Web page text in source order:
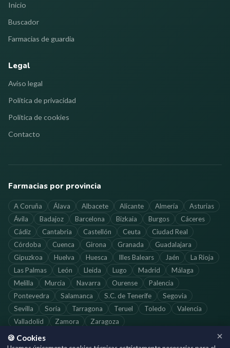
Inicio
Buscador
Farmacias de guardia
Legal
Aviso legal
Política de privacidad
Política de cookies
Contacto
Farmacias por provincia
A Coruña Álava Albacete Alicante Almería
Asturias
Ávila
Badajoz Barcelona Bizkaia Burgos
Cáceres
Cádiz
Cantabria Castellón Ceuta
Ciudad Real
Córdoba
Cuenca Girona Granada
Guadalajara
Gipuzkoa
Huelva Huesca Illes Balears Jaén
La Rioja
Las Palmas
León Lleida Lugo Madrid
Málaga
Melilla
Murcia Navarra Ourense
Palencia
Pontevedra
Salamanca S.C. de Tenerife
Segovia
Sevilla
Soria Tarragona Teruel Toledo
Valencia
Valladolid
Zamora Zaragoza
🍪 Cookies